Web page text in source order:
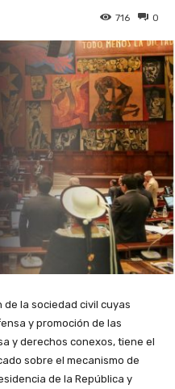
0
716
de la sociedad civil cuyas
y promoción de las
y derechos conexos, tiene el
sobre el mecanismo de
de la República y